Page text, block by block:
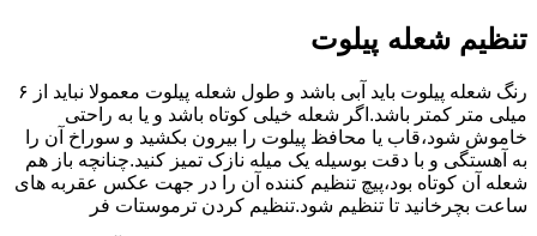
تنظیم شعله پیلوت
رنگ شعله پیلوت باید آبی باشد و طول شعله پیلوت معمولا نباید از ۶
میلی متر کمتر باشد.اگر شعله خیلی کوتاه باشد و یا به راحتی
خاموش شود،قاب یا محافظ پیلوت را بیرون بکشید و سوراخ آن را
به آهستگی و با دقت بوسیله یک میله نازک تمیز کنید.چنانچه باز هم
شعله آن کوتاه بود،پیچ تنظیم کننده آن را در جهت عکس عقربه های
ساعت بچرخانید تا تنظیم شود.تنظیم کردن ترموستات فر